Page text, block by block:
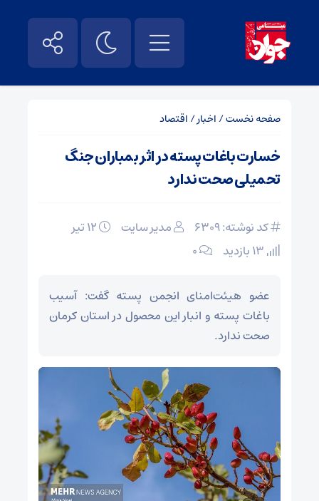
صفحه نخست/ اخبار/ اقتصاد
خسارت باغات پسته در اثر بمباران جنگ
تحمیلی صحت ندارد
کد نوشته: 6309 مدیر سایت
۰
عضو هیئت‌امنای انجمن پسته گفت: آسیب
باغات پسته و انبار این محصول در استان کرمان
صحت ندارد.